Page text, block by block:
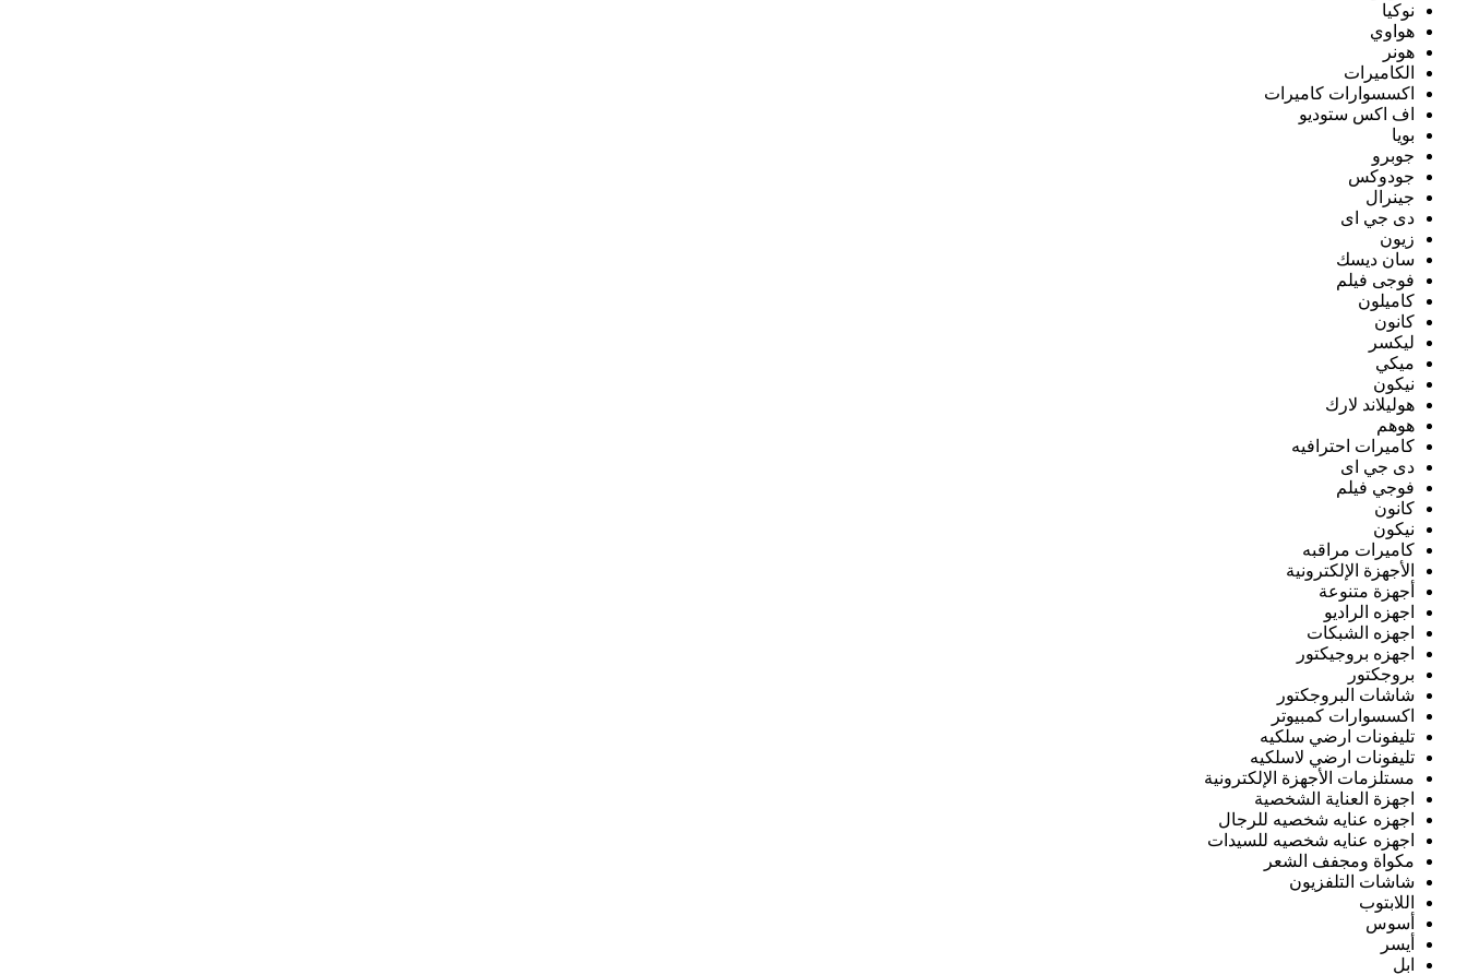
نوكيا
هواوي
هونر
الكاميرات
اكسسوارات كاميرات
اف اكس ستوديو
بويا
جوبرو
جودوكس
جينرال
دى جي اى
زيون
سان ديسك
فوجى فيلم
كاميلون
كانون
ليكسر
ميكي
نيكون
هوليلاند لارك
هوهم
كاميرات احترافيه
دى جي اى
فوجي فيلم
كانون
نيكون
كاميرات مراقبه
الأجهزة الإلكترونية
أجهزة متنوعة
اجهزه الراديو
اجهزه الشبكات
اجهزه بروجيكتور
بروجكتور
شاشات البروجكتور
اكسسوارات كمبيوتر
تليفونات ارضي سلكيه
تليفونات ارضي لاسلكيه
مستلزمات الأجهزة الإلكترونية
اجهزة العناية الشخصية
اجهزه عنايه شخصيه للرجال
اجهزه عنايه شخصيه للسيدات
مكواة ومجفف الشعر
شاشات التلفزيون
اللابتوب
أسوس
أيسر
ابل